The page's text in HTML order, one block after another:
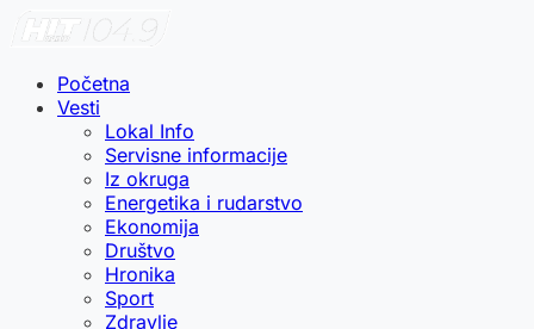
Početna
Vesti
Lokal Info
Servisne informacije
Iz okruga
Energetika i rudarstvo
Ekonomija
Društvo
Hronika
Sport
Zdravlje